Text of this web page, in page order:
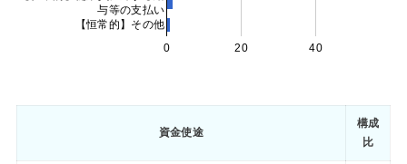
0 20 40
与等の支払い
【恒常的】その他
資金使途
構成
比